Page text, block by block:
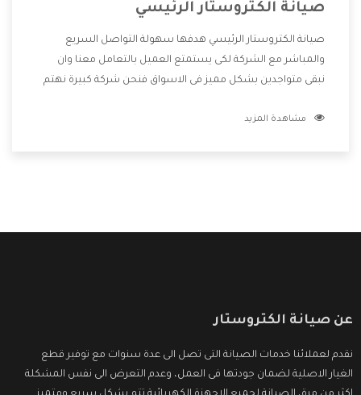
صيانة الكتروستار الرئيسي
صيانة الكتروستار الرئيسي هدفها سهولة التواصل السريع
والمباشر مع الشركة لكى يستمتع العميل بالتعامل معنا وان
نبقى متواجدين بشكل مميز فى الاسواق فنحن شركة كبيرة نهتم
الشركة بها والتى تكون منها خدمة الصيانة التى تكون من أهم
مشاهدة المزيد
عن صيانة الكتروستار
نقدم لعملائنا خدمات الصيانة التى تصل الى عدة سنوات مع توفير قطع
الغيار الاصلية لضمان جودتها فى العمل، وعدم التعرض الى نفس المشكلة